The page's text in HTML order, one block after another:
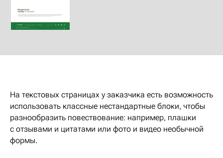
На текстовых страницах у заказчика есть возможность
использовать классные нестандартные блоки, чтобы
разнообразить повествование: например, плашки
с отзывами и цитатами или фото и видео необычной
формы.